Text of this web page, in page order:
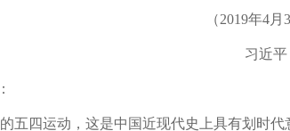
（2019年4月
习近平
五四运动，这是中国近现代史上具有划时代